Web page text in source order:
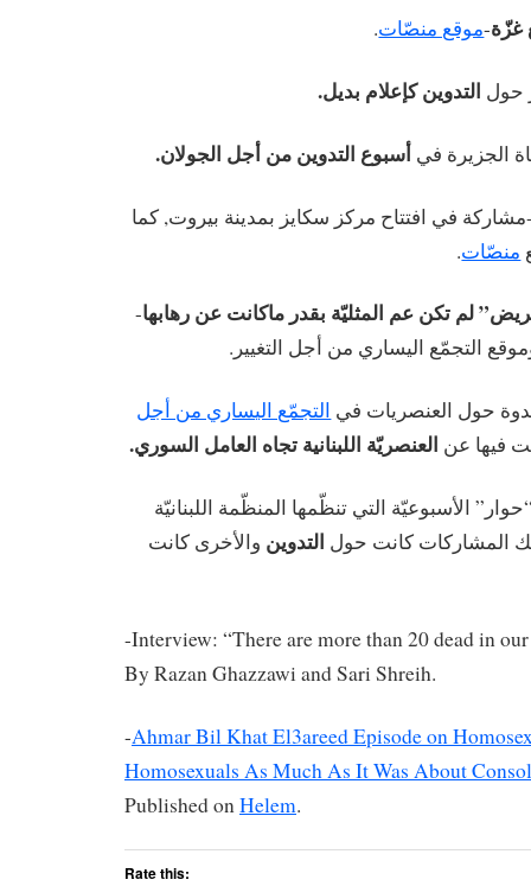
غزّة-موقع منصّات.
حول التدوين كإعلام بديل.
الجزيرة في أسبوع التدوين من أجل الجولان.
في افتتاح مركز سكايز بمدينة بيروت, كما
منصّات.
لم تكن عم المثليّة بقدر ماكانت عن رهابها-
التجمّع اليساري من أجل التغيير.
حول العنصريات في التجمّع اليساري من أجل
فيها عن العنصريّة اللبنانية تجاه العامل السوري.
الأسبوعيّة التي تنظّمها المنظّمة اللبنانيّة
المشاركات كانت حول التدوين والأخرى كانت
-Interview: “There are more than 20 dead in
By Razan Ghazzawi and Sari Shreih.
-Ahmar Bil Khat El3areed Episode on
Homosexuals As Much As It Was About
Published on Helem.
Rate this: